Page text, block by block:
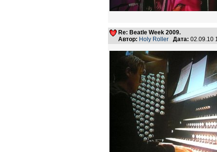
Re: Beatle Week 2009.
Автор: Holy Roller Дата: